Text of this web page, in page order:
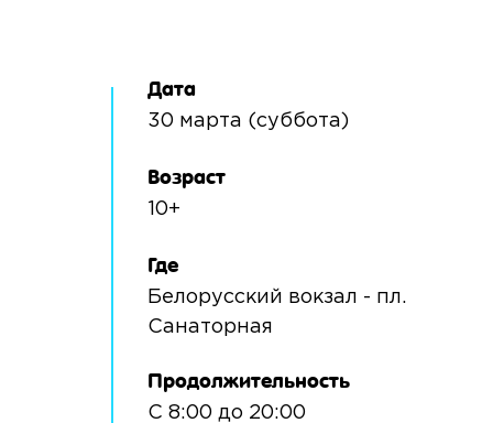
Дата
Возраст
Где
Продолжительность
С 8:00 до 20:00
Белорусский вокзал - пл.
Санаторная
10+
30 марта (суббота)